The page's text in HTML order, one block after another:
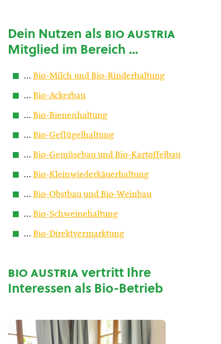
Dein Nutzen alsbio austria
Mitglied im Bereich …
… Bio-Milch und Bio-Rinderhaltung
… Bio-Ackerbau
… Bio-Bienenhaltung
… Bio-Geflügelhaltung
… Bio-Gemüsebau und Bio-Kartoffelbau
… Bio-Kleinwiederkäuerhaltung
… Bio-Obstbau und Bio-Weinbau
… Bio-Schweinehaltung
… Bio-Direktvermarktung
bio austriavertritt Ihre
Interessen als Bio-Betrieb